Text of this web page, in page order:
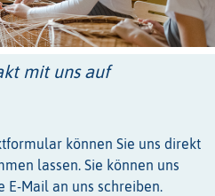
mit uns auf
können Sie uns direkt
lassen. Sie können uns
E-Mail an uns schreiben.